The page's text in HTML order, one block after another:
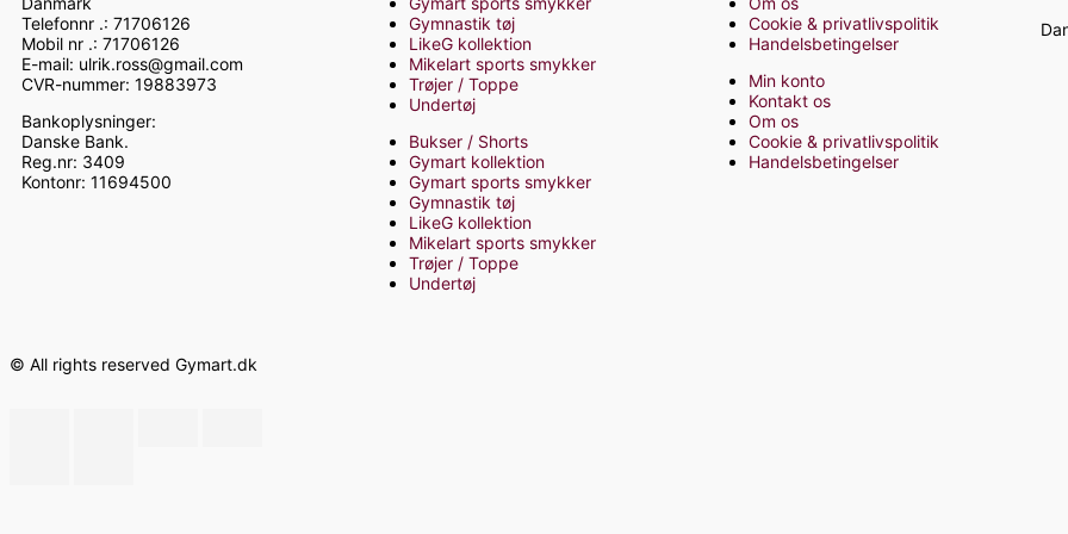
Telefonnr .: 71706126
Mobil nr .: 71706126
E-mail: ulrik.ross@gmail.com
CVR-nummer: 19883973
Bankoplysninger:
Danske Bank.
Reg.nr: 3409
Kontonr: 11694500
Gymnastik tøj
LikeG kollektion
Mikelart sports smykker
Trøjer / Toppe
Undertøj
Bukser / Shorts
Gymart kollektion
Gymart sports smykker
Gymnastik tøj
LikeG kollektion
Mikelart sports smykker
Trøjer / Toppe
Undertøj
Cookie & privatlivspolitik
Handelsbetingelser
Min konto
Kontakt os
Om os
Cookie & privatlivspolitik
Handelsbetingelser
© All rights reserved Gymart.dk